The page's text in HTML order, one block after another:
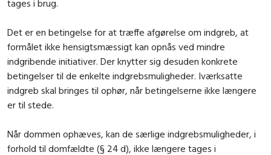
tages i brug.
Det er en betingelse for at træffe afgørelse om indgreb, at
formålet ikke hensigtsmæssigt kan opnås ved mindre
indgribende initiativer. Der knytter sig desuden konkrete
betingelser til de enkelte indgrebsmuligheder. Iværksatte
indgreb skal bringes til ophør, når betingelserne ikke længere
er til stede.
Når dommen ophæves, kan de særlige indgrebsmuligheder, i
forhold til domfældte (§ 24 d), ikke længere tages i